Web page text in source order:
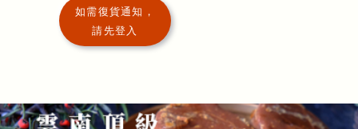
如需復貨通知，
請先登入